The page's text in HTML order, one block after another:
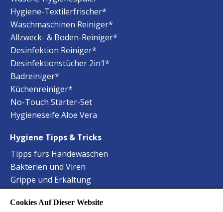
Hygiene-Textilerfrischer*
Waschmaschinen Reiniger*
Allzweck- & Boden-Reiniger*
Desinfektion Reiniger*
Desinfektionstücher 2in1*
Badreiniger*
Küchenreiniger*
No-Touch Starter-Set
Hygieneseife Aloe Vera
Hygiene Tipps & Tricks
Tipps fürs Händewaschen
Bakterien und Viren
Grippe und Erkältung
Harnwegsinfektionen Hygiene
Cookies Auf Dieser Website